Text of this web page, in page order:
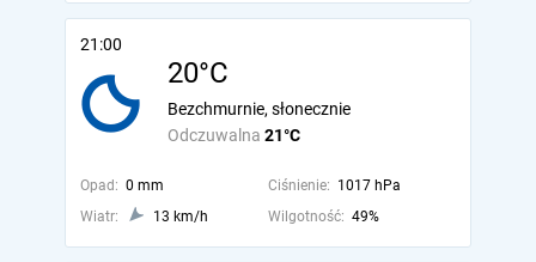
21:00
20°C
Odczuwalna 21°C
Bezchmurnie, słonecznie
Opad: 0 mm Ciśnienie: 1017 hPa
Wiatr:
13 km/h Wilgotność: 49%